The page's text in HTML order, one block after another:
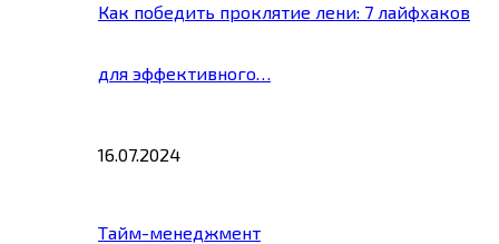
Как победить проклятие лени: 7 лайфхаков
для эффективного…
16.07.2024
Тайм-менеджмент